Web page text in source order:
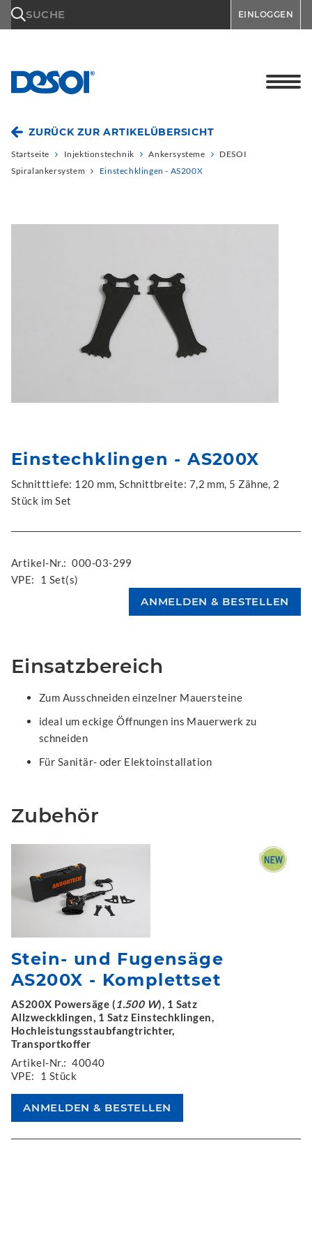
SUCHE EINLOGGEN
ZURÜCK ZUR ARTIKELÜBERSICHT
Startseite Injektionstechnik Ankersysteme
DESOI
Spiralankersystem
Einstechklingen - AS200X
Einstechklingen - AS200X
Schnitttiefe: 120 mm, Schnittbreite: 7,2 mm, 5 Zähne, 2
Stück im Set
Artikel-Nr.: 000-03-299
VPE:
1 Set(s)
Einsatzbereich
Zum Ausschneiden einzelner Mauersteine
ideal um eckige Öffnungen ins Mauerwerk zu
schneiden
Für Sanitär- oder Elektoinstallation
Zubehör
Stein- und Fugensäge
AS200X - Komplettset
AS200X Powersäge ( 1.500 W), 1 Satz
Allzweckklingen, 1 Satz Einstechklingen,
Hochleistungsstaubfangtrichter,
Transportkoffer
Artikel-Nr.: 40040
VPE:
1 Stück